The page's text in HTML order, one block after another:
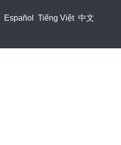
Español Tiếng Việt 中文